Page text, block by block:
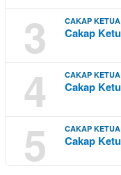
3 CAKAP
Cakap
4 CAKAP
Cakap
5 CAKAP
Cakap